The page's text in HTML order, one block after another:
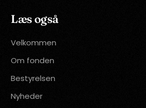
Læs også
Velkommen
Om fonden
Bestyrelsen
Nyheder